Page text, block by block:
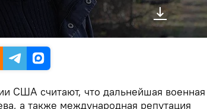
США считают, что дальнейшая военная
а также международная репутация